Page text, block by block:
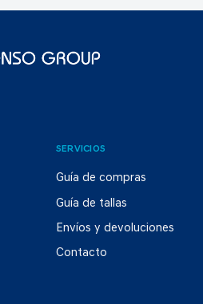
SERVICIOS
Guía de compras
Guía de tallas
Envíos y devoluciones
Contacto